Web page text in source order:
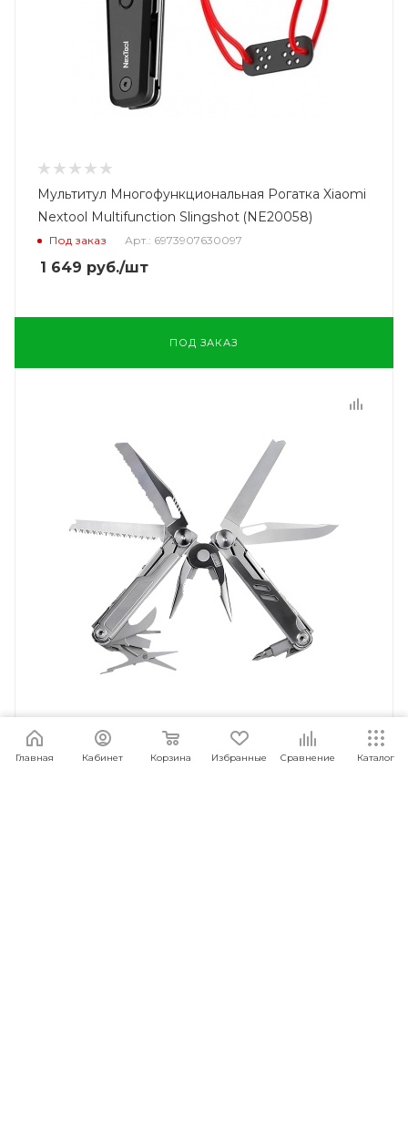
Мультитул Многофункциональная Рогатка Xiaomi
Nextool Multifunction Slingshot (NE20058)
Под заказ Арт.: 6973907630097
1 649 руб./шт
ПОД ЗАКАЗ
Главная Кабинет Корзина Избранные Сравнение Каталог